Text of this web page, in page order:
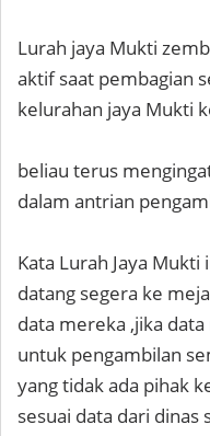
Lurah jaya Mukti
aktif saat pembagian
kelurahan jaya Mukti
beliau terus
dalam antrian
Kata Lurah Jaya Mukti
datang segera ke
data mereka ,jika
untuk pengambilan
yang tidak ada pihak
sesuai data dari dinas